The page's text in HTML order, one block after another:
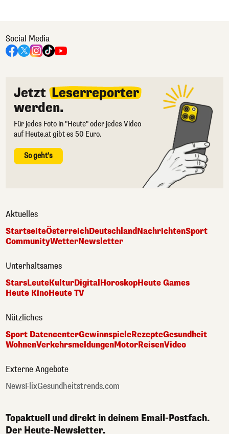
Social Media
Jetzt Leserreporter
werden.
Für jedes Foto in "Heute" oder jedes Video
auf Heute.at gibt es 50 Euro.
So geht's
Aktuelles
StartseiteÖsterreichDeutschlandNachrichtenSport
CommunityWetterNewsletter
Unterhaltsames
StarsLeuteKulturDigital HoroskopHeute Games
Heute KinoHeute TV
Nützliches
Sport DatencenterGewinnspieleRezepteGesundheit
WohnenVerkehrsmeldungenMotorReisenVideo
Externe Angebote
NewsFlixGesundheitstrends.com
Topaktuell und direkt in deinem Email-Postfach.
Der Heute-Newsletter.